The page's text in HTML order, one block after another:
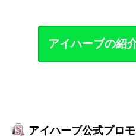
アイハーブの紹
アイハーブ公式プロ